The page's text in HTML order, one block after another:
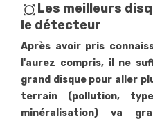
all_outLes meilleurs
le détecteur
Après avoir pris
l'aurez compris, il ne
grand disque pour aller
terrain (pollution,
minéralisation) va